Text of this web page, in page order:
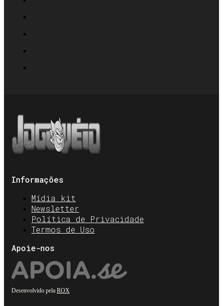
Informações
Mídia kit
Newsletter
Política de Privacidade
Termos de Uso
Apoie-nos
Desenvolvido pela ROX